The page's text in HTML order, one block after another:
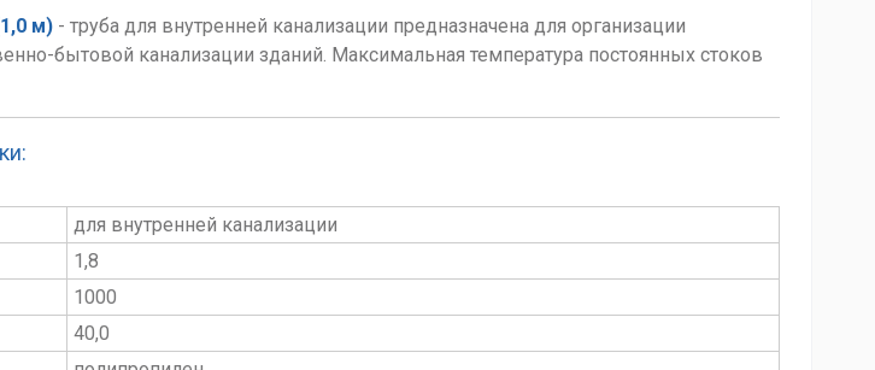
м) - труба для внутренней канализации предназначена для организации
бытовой канализации зданий. Максимальная температура постоянных стоков
для внутренней канализации
1,8
1000
40,0